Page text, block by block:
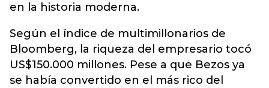
en la historia moderna.
Según el índice de multimillonarios de
Bloomberg, la riqueza del empresario tocó
US$150.000 millones. Pese a que Bezos ya
se había convertido en el más rico del